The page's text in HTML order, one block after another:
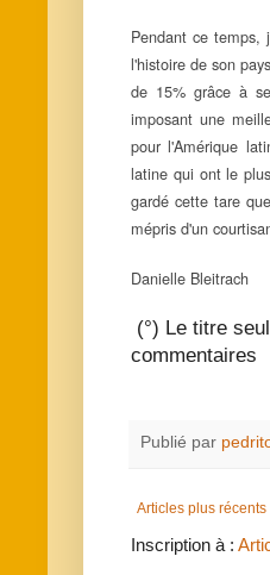
Pendant ce temps,
l'histoire de son
de 15% grâce à
imposant une
pour l'Amérique
latine qui ont le
gardé cette tare
mépris d'un
Danielle Bleitrach
(°) Le titre
commentaires
Publié par
Articles plus récents
Inscription à :